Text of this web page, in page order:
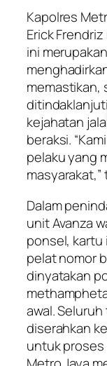
Kapolres
Erick
ini
memastikan,
kejahatan
beraksi.
pelaku yang
Dalam
unit Avanza
ponsel,
pelat nomor
dinyatakan
awal.
diserahkan
untuk proses